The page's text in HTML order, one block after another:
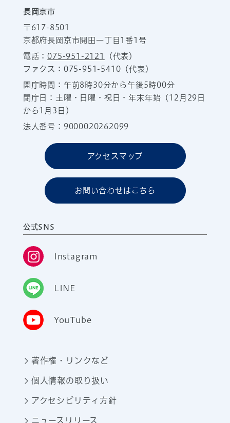
長岡京市
〒617-8501
京都府長岡京市開田一丁目1番1号
電話：075-951-2121
（代表）
ファクス：075-951-5410（代表）
開庁時間：午前8時30分から午後5時00分
閉庁日：土曜・日曜・祝日・年末年始（12月29日
から1月3日）
法人番号：9000020262099
アクセスマップ
お問い合わせはこちら
公式SNS
Instagram
LINE
YouTube
著作権・リンクなど
個人情報の取り扱い
アクセシビリティ方針
ニュースリリース